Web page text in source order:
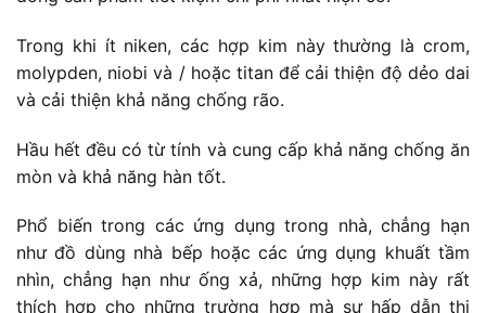
Trong khi ít niken, các hợp kim này thường là crom,
molypden, niobi và / hoặc titan để cải thiện độ dẻo dai
và cải thiện khả năng chống rão.
Hầu hết đều có từ tính và cung cấp khả năng chống ăn
mòn và khả năng hàn tốt.
Phổ biến trong các ứng dụng trong nhà, chẳng hạn
như đồ dùng nhà bếp hoặc các ứng dụng khuất tầm
nhìn, chẳng hạn như ống xả, những hợp kim này rất
thích hợp cho những trường hợp mà sự hấp dẫn thị